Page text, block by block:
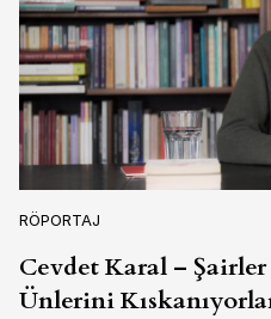
RÖPORTAJ
Cevdet Karal –
Ünlerini